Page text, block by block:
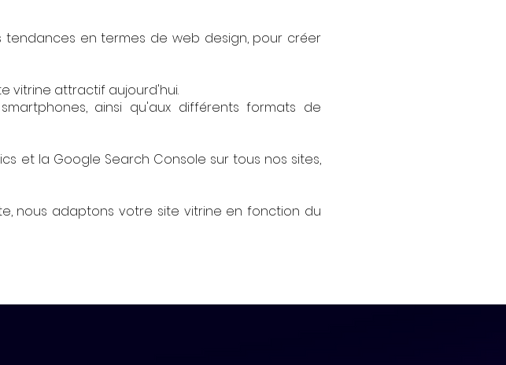
tendances en termes de web design, pour créer
vitrine attractif aujourd'hui.
ainsi qu'aux différents formats de
et la Google Search Console sur tous nos sites,
nous adaptons votre site vitrine en fonction du